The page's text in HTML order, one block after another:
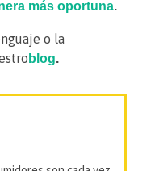
más oportuna.
o la
blog.